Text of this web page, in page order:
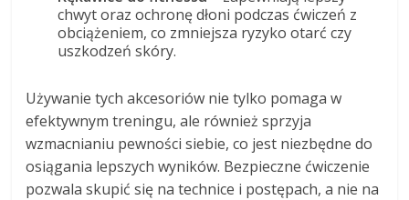
chwyt oraz ochronę dłoni podczas ćwiczeń z
obciążeniem, co zmniejsza ryzyko otarć czy
uszkodzeń skóry.
Używanie tych akcesoriów nie tylko pomaga w
efektywnym treningu, ale również sprzyja
wzmacnianiu pewności siebie, co jest niezbędne do
osiągania lepszych wyników. Bezpieczne ćwiczenie
pozwala skupić się na technice i postępach, a nie na